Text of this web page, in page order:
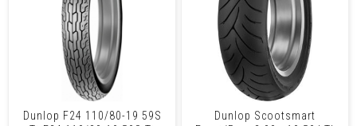
Dunlop F24 110/80-19 59S
Dunlop Scootsmart